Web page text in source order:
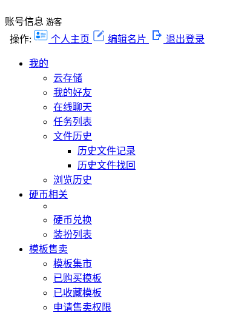
账号信息 游客
操作: 个人主页 编辑名片 退出登录
我的
云存储
我的好友
在线聊天
任务列表
文件历史
历史文件记录
历史文件找回
浏览历史
硬币相关
硬币兑换
装扮列表
模板售卖
模板集市
已购买模板
已收藏模板
申请售卖权限